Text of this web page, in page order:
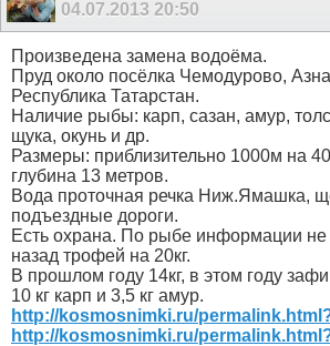
04.07.2013 20:50
Произведена замена водоёма.
Пруд около посёлка Чемодурово,
Республика Татарстан.
Наличие рыбы: карп, сазан, амур,
щука, окунь и др.
Размеры: приблизительно 1000м на
глубина 13 метров.
Вода проточная речка Ниж.Ямашка,
подъездные дороги.
Есть охрана. По рыбе информации не
назад трофей на 20кг.
В прошлом году 14кг, в этом году
10 кг карп и 3,5 кг амур.
http://kosmosnimki.ru/
http://kosmosnimki.ru/